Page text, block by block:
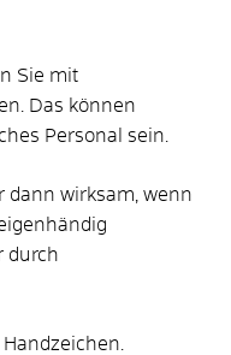
Sie mit
Das können
Personal sein.
dann wirksam, wenn
durch